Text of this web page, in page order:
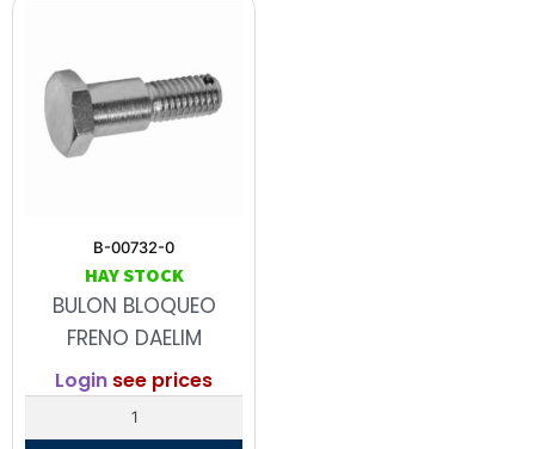
B-00732-0
HAY STOCK
BULON BLOQUEO
FRENO DAELIM
Login see prices